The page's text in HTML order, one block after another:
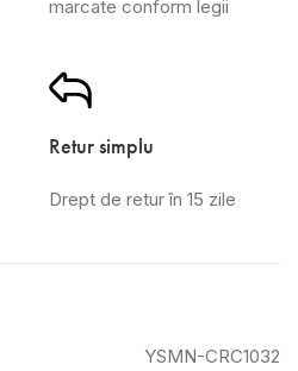
marcate conform legii
Retur simplu
Drept de retur în 15 zile
YSMN-CRC1032